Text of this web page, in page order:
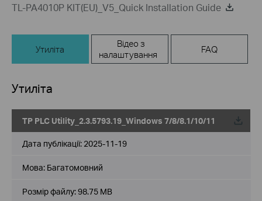
TL-PA4010P KIT(EU)_V5_Quick Installation Guide
Утиліта
Відео з
налаштування
FAQ
Утиліта
TP PLC Utility_2.3.5793.19_Windows 7/8/8.1/10/11
Дата публікації: 2025-11-19
Мова: Багатомовний
Розмір файлу:98.75 MB